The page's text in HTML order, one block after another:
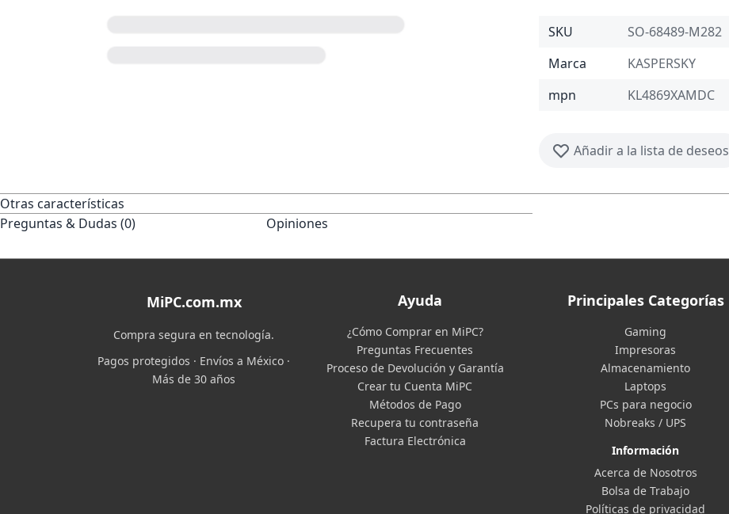
SKU
SO-68489-M282
Marca
KASPERSKY
mpn
KL4869XAMDC
Añadir a la lista de deseos
Otras características
Preguntas & Dudas (0)
Opiniones
MiPC.com.mx
Compra segura en tecnología.
Pagos protegidos · Envíos a México ·
Más de 30 años
Ayuda
¿Cómo Comprar en MiPC?
Preguntas Frecuentes
Proceso de Devolución y Garantía
Crear tu Cuenta MiPC
Métodos de Pago
Recupera tu contraseña
Factura Electrónica
Principales Categorías
Gaming
Impresoras
Almacenamiento
Laptops
PCs para negocio
Nobreaks / UPS
Información
Acerca de Nosotros
Bolsa de Trabajo
Políticas de privacidad